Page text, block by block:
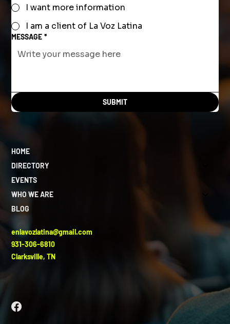
I want more information
I am a client of La Voz Latina
MESSAGE *
SUBMIT
HOME
DIRECTORY
EVENTS
WHO WE ARE
BLOG
enlavozlatina@gmail.com
931-306-6810
Clarksville, TN